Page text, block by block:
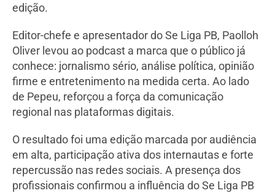
edição.
Editor-chefe e apresentador do Se Liga PB, Paolloh
Oliver levou ao podcast a marca que o público já
conhece: jornalismo sério, análise política, opinião
firme e entretenimento na medida certa. Ao lado
de Pepeu, reforçou a força da comunicação
regional nas plataformas digitais.
O resultado foi uma edição marcada por audiência
em alta, participação ativa dos internautas e forte
repercussão nas redes sociais. A presença dos
profissionais confirmou a influência do Se Liga PB